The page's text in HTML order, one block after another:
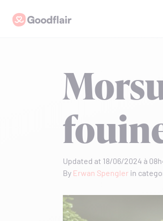
content
Goodflair
Updated at 18/06/2024 à
By Erwan Spengler in